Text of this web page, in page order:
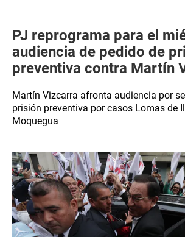
PJ reprograma para el
audiencia de pedido de
preventiva contra Martín
Martín Vizcarra afronta audiencia por
prisión preventiva por casos Lomas de
Moquegua